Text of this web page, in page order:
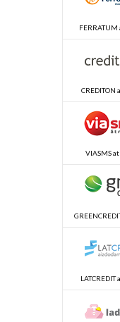
CREDITON
VIASMS